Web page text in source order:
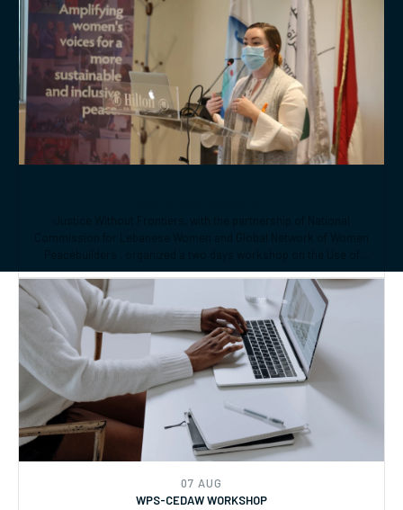
WPS-CEDAW WORKSHOP
Justice Without Frontiers, with the partnership of National
Commission for Lebanese Women and Global Network of Women
Peacebuilders , organized a two days workshop on the Use of
CEDAW General Recommendations (GRs) 30 and for Monitoring,
Reporting and Joint implementation of the Women, Peace, and
07 AUG
WPS-CEDAW WORKSHOP
Justice Without Frontiers, with the partnership of National
Commission for Lebanese Women and Global Network of Women
Peacebuilders , organized a two days workshop on the Use of
CEDAW General Recommendations (GRs) 30 and for Monitoring,
Reporting and Joint implementation of the Women, Peace, and
and CEDAW.